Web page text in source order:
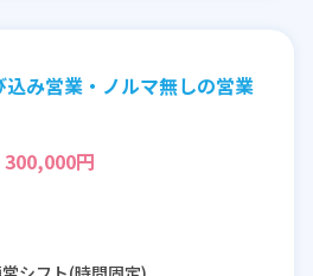
み営業・ノルマ無しの営業
円